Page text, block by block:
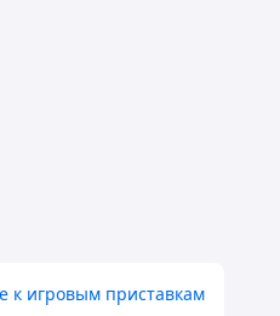
к игровым приставкам